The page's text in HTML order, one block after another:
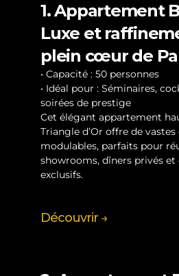
1. Appartement
Luxe et
plein cœur de
• Capacité : 50 personnes
• Idéal pour : Séminaires,
soirées de prestige
Cet élégant appartement
Triangle d’Or offre de vastes
modulables, parfaits pour
showrooms, dîners privés et
exclusifs.
Découvrir →